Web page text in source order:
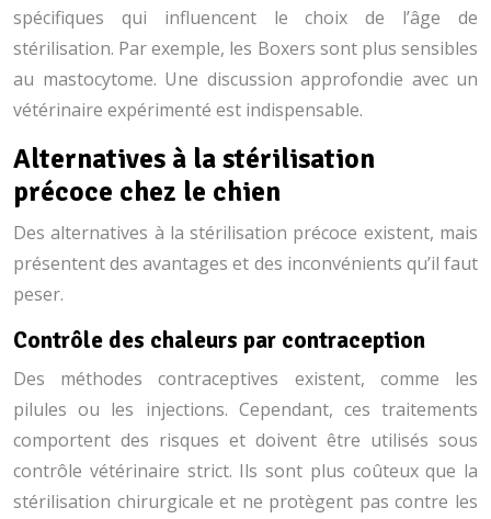
spécifiques qui influencent le choix de l’âge de
stérilisation. Par exemple, les Boxers sont plus sensibles
au mastocytome. Une discussion approfondie avec un
vétérinaire expérimenté est indispensable.
Alternatives à la stérilisation
précoce chez le chien
Des alternatives à la stérilisation précoce existent, mais
présentent des avantages et des inconvénients qu’il faut
peser.
Contrôle des chaleurs par contraception
Des méthodes contraceptives existent, comme les
pilules ou les injections. Cependant, ces traitements
comportent des risques et doivent être utilisés sous
contrôle vétérinaire strict. Ils sont plus coûteux que la
stérilisation chirurgicale et ne protègent pas contre les